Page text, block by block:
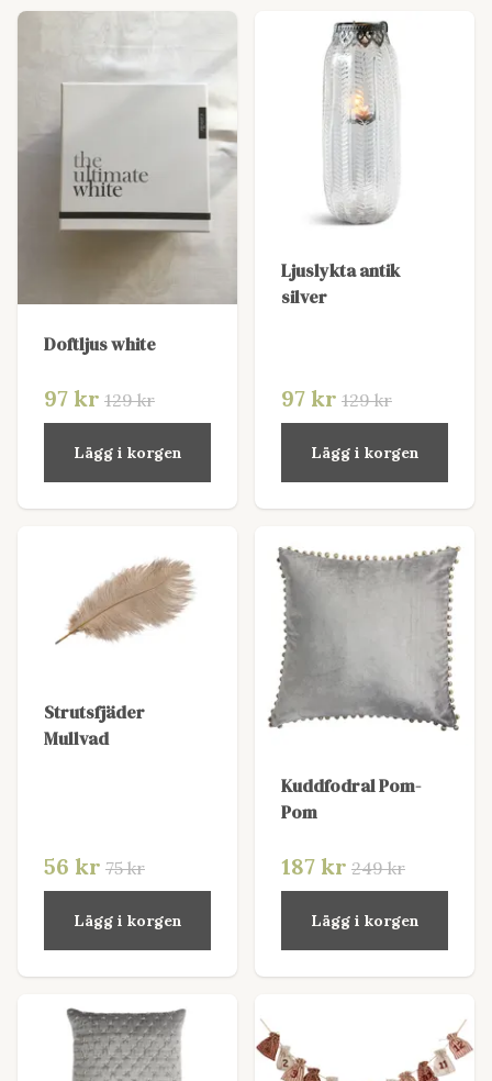
Doftljus white
97 kr 129 kr
Lägg i korgen
Ljuslykta antik
silver
97 kr 129 kr
Lägg i korgen
Strutsfjäder
Mullvad
56 kr 75 kr
Lägg i korgen
Kuddfodral Pom-
Pom
187 kr 249 kr
Lägg i korgen